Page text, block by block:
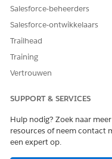
HEEFT DIT
Laat ons weten wat
Salesforce-beheerders
Salesforce-ontwikkelaars
Trailhead
Training
Vertrouwen
SUPPORT & SERVICES
Hulp nodig? Zoek naar meer
resources of neem contact
een expert op.